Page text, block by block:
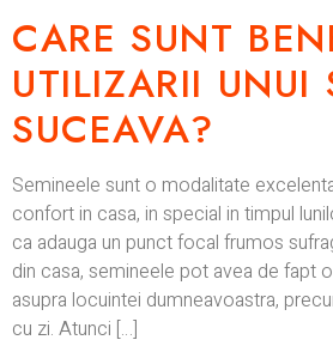
CARE SUNT
UTILIZARII UNUI
SUCEAVA?
Semineele sunt o modalitate
confort in casa, in special in timpul
ca adauga un punct focal frumos
din casa, semineele pot avea de fapt
asupra locuintei dumneavoastra,
cu zi. Atunci […]